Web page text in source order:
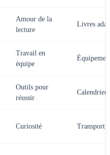
Amour de la
lecture
Livres
Travail en
équipe
Outils pour
réussir
Calendrier
Curiosité Transport,